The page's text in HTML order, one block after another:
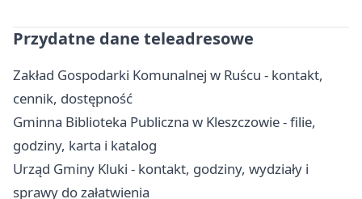
Przydatne dane teleadresowe
Zakład Gospodarki Komunalnej w Ruścu - kontakt,
cennik, dostępność
Gminna Biblioteka Publiczna w Kleszczowie - filie,
godziny, karta i katalog
Urząd Gminy Kluki - kontakt, godziny, wydziały i
sprawy do załatwienia